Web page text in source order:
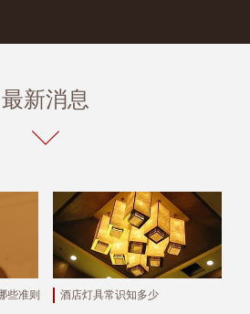
最新消息
些准则 酒店灯具常识知多少